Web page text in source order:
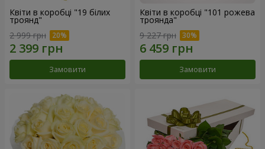
Квіти в коробці "19 білих
троянд"
2 999 грн
Замовити
Квіти в коробці "101 рожева
троянда"
9 227 грн
Замовити